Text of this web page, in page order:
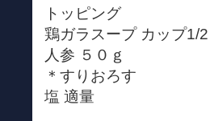
トッピング
鶏ガラスープ カップ1/2
人参 ５０ｇ
＊すりおろす
塩 適量